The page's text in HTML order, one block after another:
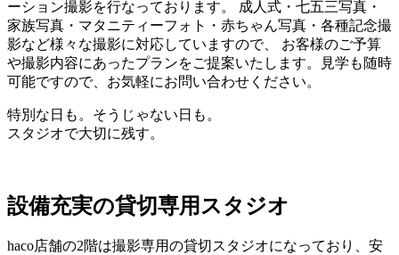
ーション撮影を行なっております。 成人式・七五三写真・
家族写真・マタニティーフォト・赤ちゃん写真・各種記念撮
影など様々な撮影に対応していますので、 お客様のご予算
や撮影内容にあったプランをご提案いたします。見学も随時
可能ですので、お気軽にお問い合わせください。
特別な日も。そうじゃない日も。
スタジオで大切に残す。
設備充実の貸切専用スタジオ
haco店舗の2階は撮影専用の貸切スタジオになっており、安